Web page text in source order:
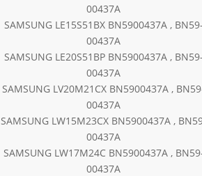
00437A
SAMSUNG LE15S51BX BN5900437A ,
00437A
SAMSUNG LE20S51BP BN5900437A ,
00437A
SAMSUNG LV20M21CX BN5900437A ,
00437A
SAMSUNG LW15M23CX BN5900437A ,
00437A
SAMSUNG LW17M24C BN5900437A ,
00437A